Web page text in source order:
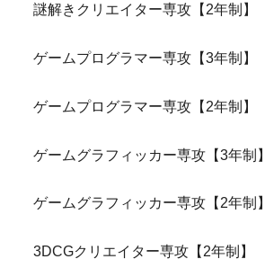
謎解きクリエイター専攻【2年制】
ゲームプログラマー専攻【3年制】
ゲームプログラマー専攻【2年制】
ゲームグラフィッカー専攻【3年制】
ゲームグラフィッカー専攻【2年制】
3DCGクリエイター専攻【2年制】